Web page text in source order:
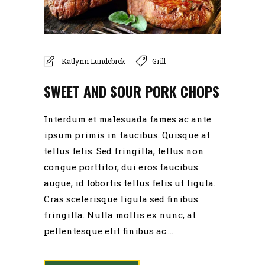
Katlynn Lundebrek Grill
SWEET AND SOUR PORK CHOPS
Interdum et malesuada fames ac ante
ipsum primis in faucibus. Quisque at
tellus felis. Sed fringilla, tellus non
congue porttitor, dui eros faucibus
augue, id lobortis tellus felis ut ligula.
Cras scelerisque ligula sed finibus
fringilla. Nulla mollis ex nunc, at
pellentesque elit finibus ac....